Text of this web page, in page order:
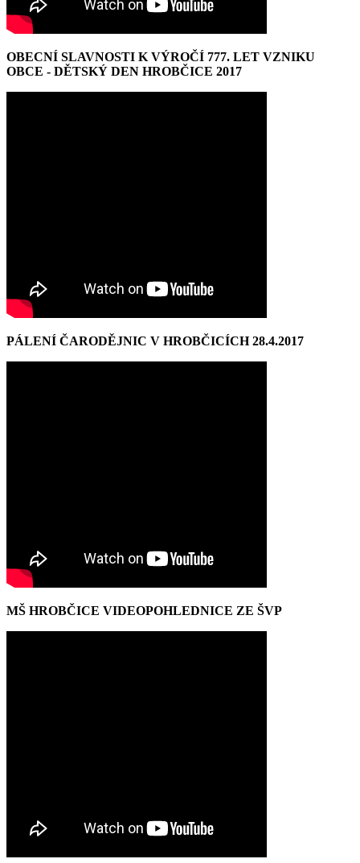
OBECNÍ SLAVNOSTI K VÝROČÍ 777. LET VZNIKU
OBCE - DĚTSKÝ DEN HROBČICE 2017
PÁLENÍ ČARODĚJNIC V HROBČICÍCH 28.4.2017
MŠ HROBČICE VIDEOPOHLEDNICE ZE ŠVP